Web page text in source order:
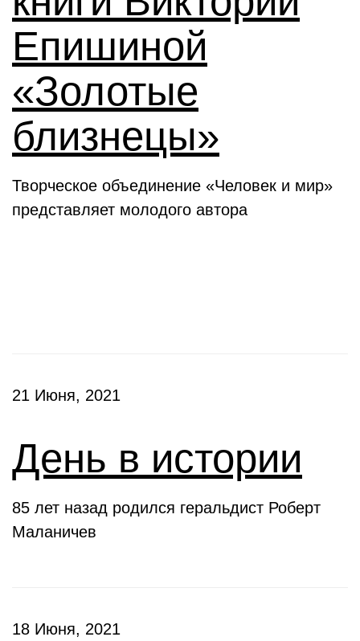
Епишиной
«Золотые
близнецы»
Творческое объединение «Человек и мир»
представляет молодого автора
21 Июня, 2021
День в истории
85 лет назад родился геральдист Роберт
Маланичев
18 Июня, 2021